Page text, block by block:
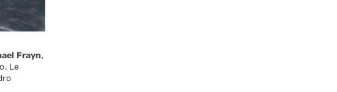
Frayn,
Le